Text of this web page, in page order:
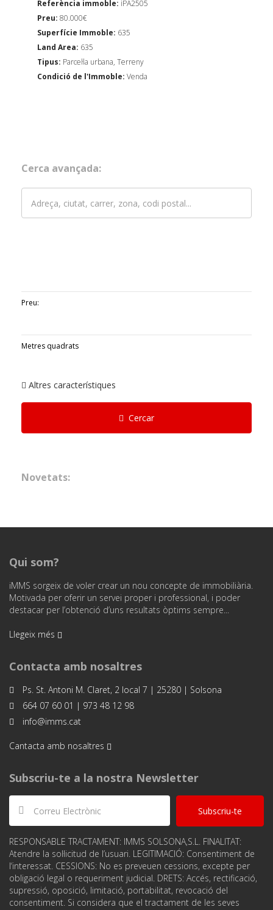
Referència immoble: iPA2505
Preu: 80.000€
Superfície Immoble: 635
Land Area: 635
Tipus: Parcel·la urbana, Terreny
Condició de l'Immoble: Venda
Cerca avançada:
Preu:
Metres quadrats
Altres característiques
Cercar
Novetats:
Qui som?
iMMS sorgeix de voler crear un nou concepte de immobiliària.
Motivada per oferir un servei proper i professional, i poder
destacar per l’obtenció d’uns resultats òptims sempre...
Llegeix més
Contacta amb nosaltres
Ps. St. Antoni M. Claret, 2 local 7 | 25280 | Solsona
664 07 60 01 | 973 48 12 98
info@imms.cat
Cantacta amb nosaltres
Subscriu-te a la nostra Newsletter
Subscriu-te
RESPONSABLE TRACTAMENT: IMMS SOLSONA,S.L. FINALITAT:
Atendre la sol·licitud de l’usuari. LEGITIMACIÓ: Consentiment de
l‘interessat. CESSIONS: No es preveuen cessions, excepte per
obligació legal o requeriment judicial. DRETS: Accés, rectificació,
supressió, oposició, limitació, portabilitat, revocació del
consentiment. Si considera que el tractament de les seves